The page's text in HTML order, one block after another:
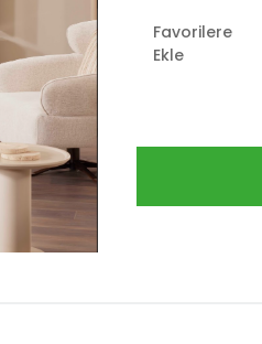
Favorilere
Ekle